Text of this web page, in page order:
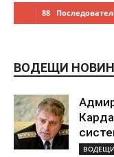
88
ВОДЕЩИ